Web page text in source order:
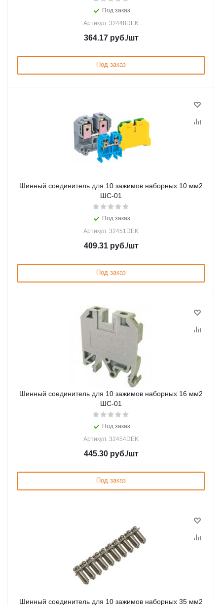
Под заказ
Артикул: 32448DEK
364.17руб./шт
Под заказ
Шинный соединитель для 10 зажимов наборных 10 мм2
ШС-01
Под заказ
Артикул: 32451DEK
409.31руб./шт
Под заказ
Шинный соединитель для 10 зажимов наборных 16 мм2
ШС-01
Под заказ
Артикул: 32454DEK
445.30руб./шт
Под заказ
Шинный соединитель для 10 зажимов наборных 35 мм2